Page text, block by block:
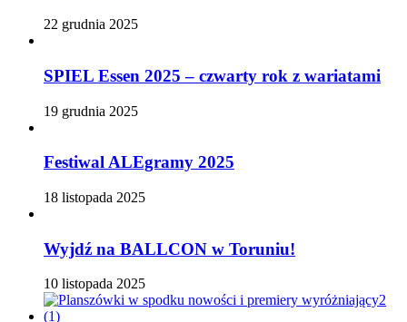
22 grudnia 2025
SPIEL Essen 2025 – czwarty rok z wariatami
19 grudnia 2025
Festiwal ALEgramy 2025
18 listopada 2025
Wyjdź na BALLCON w Toruniu!
10 listopada 2025